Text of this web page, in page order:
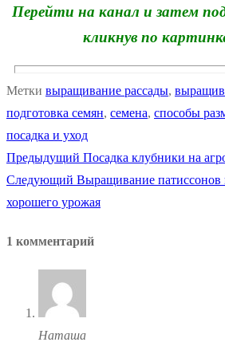
Перейти на канал и затем
кликнув по
Метки выращивание рассады,
подготовка семян, семена, способы
посадка и уход
Навигация
по
Предыдущий Предыдущая
запись:
Посадка клубники на
Следующий Следующая
запись:
Выращивание патиссонов
хорошего урожая
1 комментарий
Наташа